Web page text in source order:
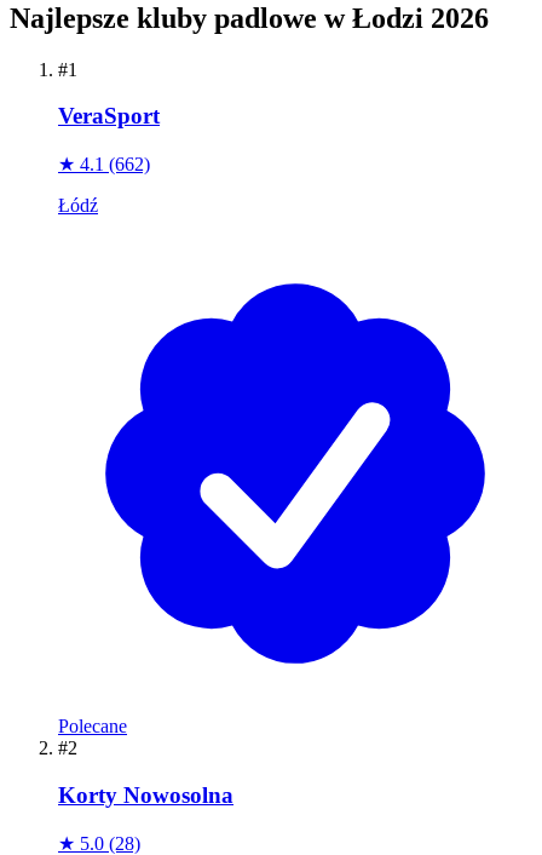
Najlepsze kluby padlowe w Łodzi 2026
#1
VeraSport
★ 4.1 (662)
Łódź
Polecane
#2
Korty Nowosolna
★ 5.0 (28)